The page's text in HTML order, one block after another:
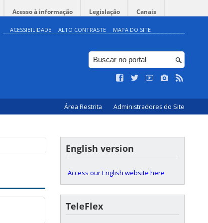
Acesso à informação Legislação Canais
ACESSIBILIDADE ALTO CONTRASTE MAPA DO SITE
Área Restrita Administradores do Site
English version
Access our English website here
TeleFlex